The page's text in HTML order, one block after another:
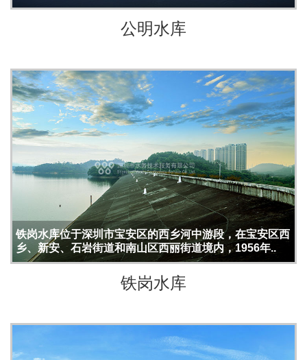
公明水库
铁岗水库位于深圳市宝安区的西乡河中游段，在宝安区西
乡、新安、石岩街道和南山区西丽街道境内，1956年..
铁岗水库